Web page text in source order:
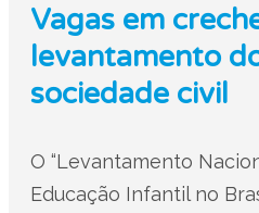
Vagas em
levantamento
sociedade civil
O “Levantamento
Educação Infantil no